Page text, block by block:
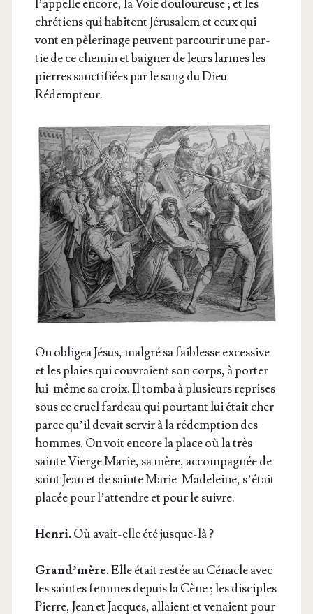
l’appelle encore, la Voie dou­lou­reuse ; et les
chré­tiens qui habitent Jéru­sa­lem et ceux qui
vont en pèle­ri­nage peuvent par­cou­rir une par­
tie de ce che­min et bai­gner de leurs larmes les
pierres sanc­ti­fiées par le sang du Dieu
Rédempteur.
On obli­gea Jésus, mal­gré sa fai­blesse exces­sive
et les plaies qui cou­vraient son corps, à por­ter
lui-même sa croix. Il tom­ba à plu­sieurs reprises
sous ce cruel far­deau qui pour­tant lui était cher
parce qu’il devait ser­vir à la rédemp­tion des
hommes. On voit encore la place où la très
sainte Vierge Marie, sa mère, accom­pa­gnée de
saint Jean et de sainte Marie-Made­leine, s’était
pla­cée pour l’attendre et pour le suivre.
Hen­ri.Où avait-elle été jusque-là ?
Grand’mère.Elle était res­tée au Cénacle avec
les saintes femmes depuis la Cène ; les dis­ciples
Pierre, Jean et Jacques, allaient et venaient pour